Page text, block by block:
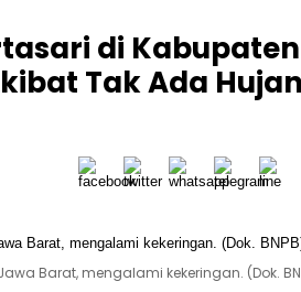
di Kabupaten
Tak Ada Hujan
Barat, mengalami kekeringan. (Dok.